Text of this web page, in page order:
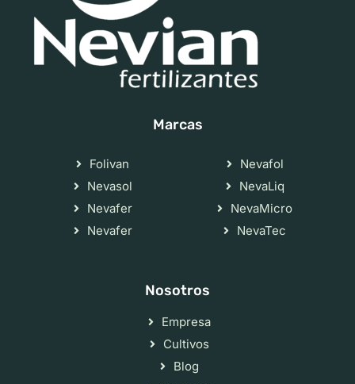
Marcas
Folivan
Nevasol
Nevafer
Nevafer
Nevafol
NevaLiq
NevaMicro
NevaTec
Nosotros
Empresa
Cultivos
Blog